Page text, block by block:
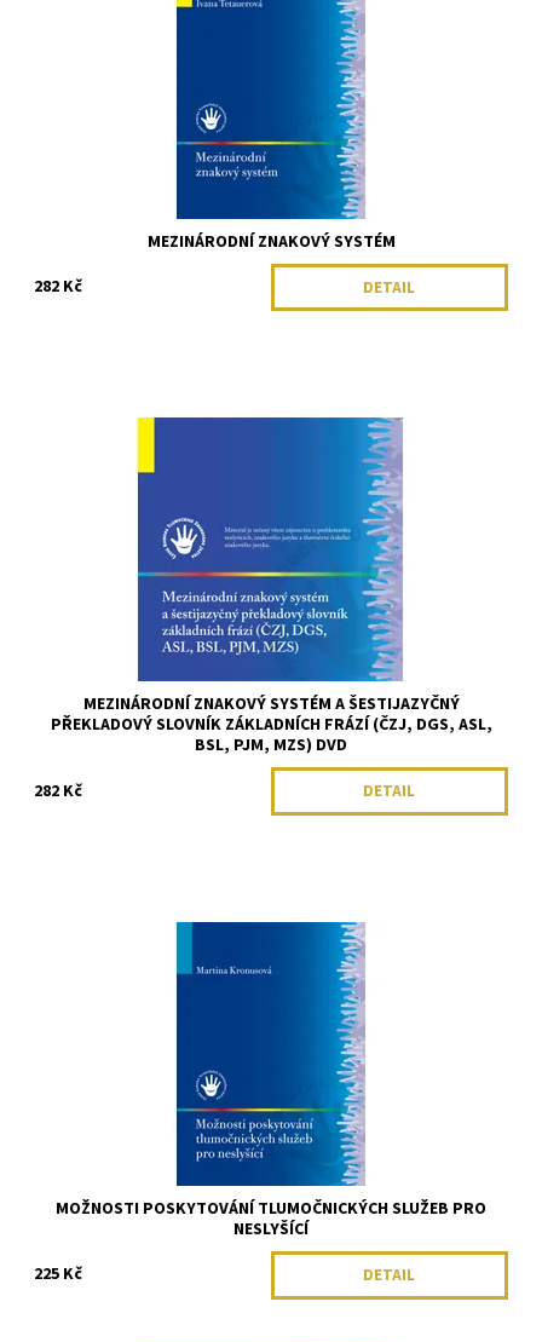
MEZINÁRODNÍ ZNAKOVÝ SYSTÉM
282 Kč
DETAIL
MEZINÁRODNÍ ZNAKOVÝ SYSTÉM A ŠESTIJAZYČNÝ
PŘEKLADOVÝ SLOVNÍK ZÁKLADNÍCH FRÁZÍ (ČZJ, DGS, ASL,
BSL, PJM, MZS) DVD
282 Kč
DETAIL
MOŽNOSTI POSKYTOVÁNÍ TLUMOČNICKÝCH SLUŽEB PRO
NESLYŠÍCÍ
225 Kč
DETAIL